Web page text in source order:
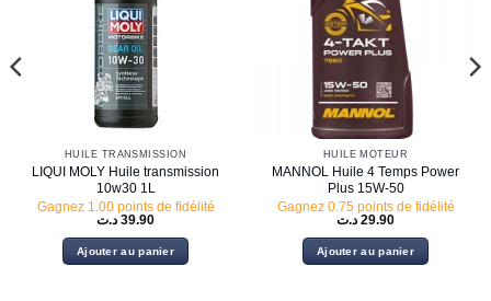
HUILE TRANSMISSION
LIQUI MOLY Huile transmission
10w30 1L
Gagnez 1.00 points de fidélité
39.90 د.ت
Ajouter au panier
HUILE MOTEUR
MANNOL Huile 4 Temps Power
Plus 15W-50
Gagnez 0.75 points de fidélité
29.90 د.ت
Ajouter au panier